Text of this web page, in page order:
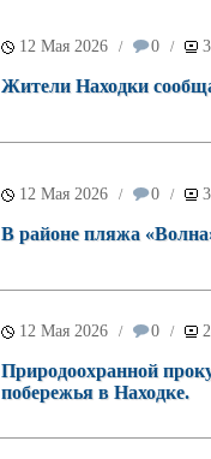
12 Мая 2026 / 0 /
Жители Находки
12 Мая 2026 / 0 /
В районе пляжа
12 Мая 2026 / 0 /
Природоохранной
побережья в Находке.